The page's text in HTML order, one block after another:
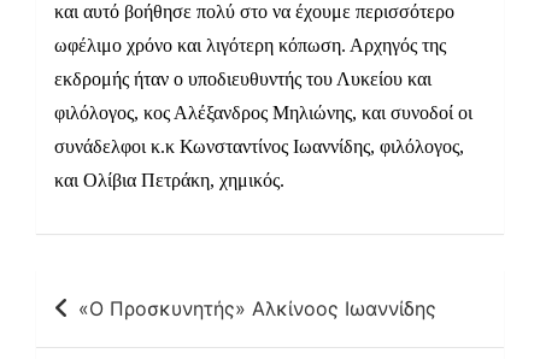
και αυτό βοήθησε πολύ στο να έχουμε περισσότερο
ωφέλιμο χρόνο και λιγότερη κόπωση. Αρχηγός της
εκδρομής ήταν ο υποδιευθυντής του Λυκείου και
φιλόλογος, κος Αλέξανδρος Μηλιώνης, και συνοδοί οι
συνάδελφοι κ.κ Κωνσταντίνος Ιωαννίδης, φιλόλογος,
και Ολίβια Πετράκη, χημικός.
Πλοήγηση
άρθρων
«Ο Προσκυνητής» Αλκίνοος Ιωαννίδης